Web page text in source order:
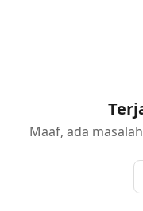
Maaf, ada